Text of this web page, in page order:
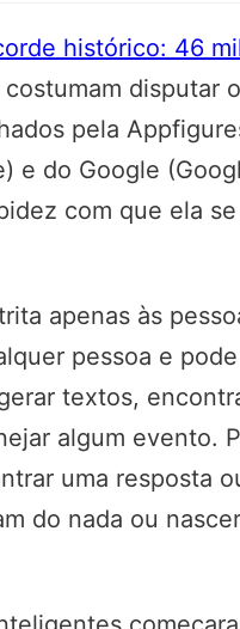
histórico: 46
costumam disputar
pela
e do Google
com que ela
apenas às
pessoa e
textos,
algum evento.
uma resposta
do nada ou